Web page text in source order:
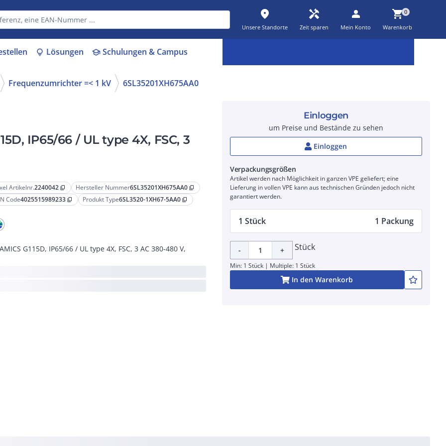
place
Unsere Standorte
handyman
Zeit sparen
person
Mein Konto
shopping_cart0
Warenkorb
lightbulb Lösungen schoolSchulungen & Campus
Frequenzumrichter =< 1 kV 6SL35201XH675AA0
IP65/66 / UL type 4X, FSC, 3
Artikelnr.2240042 content_copy Hersteller Nummer6SL35201XH675AA0 content_copy
Code4025515989233 content_copy Produkt Type6SL3520-1XH67-5AA0 content_copy
G115D, IP65/66 / UL type 4X, FSC, 3 AC 380-480 V,
Einloggen
um Preise und Bestände zu sehen
Einloggen
Verpackungsgrößen
Artikel werden nach Möglichkeit in ganzen VPE geliefert; eine
Lieferung in vollen VPE kann aus technischen Gründen jedoch nicht
garantiert werden.
1 Stück 1 Packung
- + Stück
Min: 1 Stück | Multiple: 1 Stück
In den Warenkorb